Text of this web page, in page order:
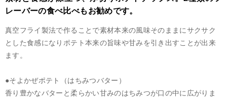
レーバーの食べ比べもお勧めです。
真空フライ製法で作ることで素材本来の風味そのままにサクサク
とした食感になりポテト本来の旨味や甘みを引き出すことが出来
ます。
●そよかぜポテト（はちみつバター）
香り豊かなバターと柔らかい甘みのはちみつが口の中に広がりま